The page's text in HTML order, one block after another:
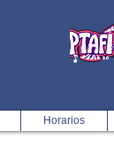
Horarios